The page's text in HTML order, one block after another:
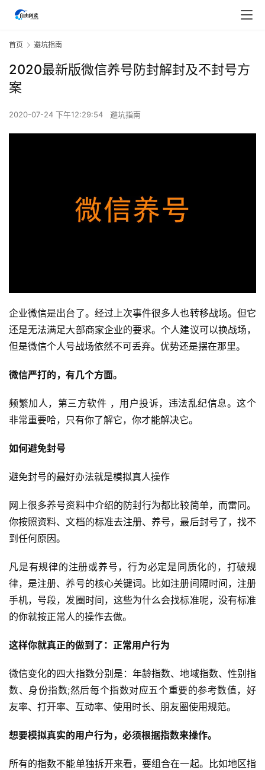
首页 避坑指南
2020最新版微信养号防封解封及不封号方
案
2020-07-24 下午12:29:54 避坑指南
企业微信是出台了。经过上次事件很多人也转移战场。但它
还是无法满足大部商家企业的要求。个人建议可以换战场，
但是微信个人号战场依然不可丢弃。优势还是摆在那里。
微信严打的，有几个方面。
频繁加人，第三方软件 ，用户投诉，违法乱纪信息。这个
非常重要哈，只有你了解它，你才能解决它。
如何避免封号
避免封号的最好办法就是模拟真人操作
网上很多养号资料中介绍的防封行为都比较简单，而雷同。
你按照资料、文档的标准去注册、养号，最后封号了，找不
到任何原因。
凡是有规律的注册或养号，行为必定是同质化的，打破规
律，是注册、养号的核心关键词。比如注册间隔时间，注册
手机，号段，发圈时间，这些为什么会找标准呢，没有标准
的你就按正常人的操作去做。
这样你就真正的做到了：正常用户行为
微信变化的四大指数分别是：年龄指数、地域指数、性别指
数、身份指数;然后每个指数对应五个重要的参考数值，好
友率、打开率、互动率、使用时长、朋友圈使用规范。
想要模拟真实的用户行为，必须根据指数来操作。
所有的指数不能单独拆开来看，要组合在一起。比如地区指